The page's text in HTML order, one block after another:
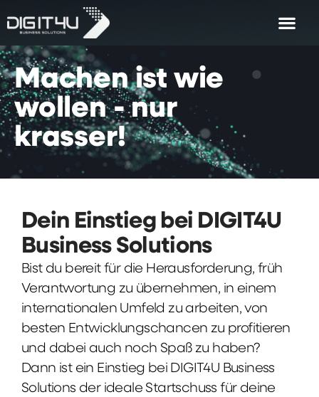
Machen ist wie
wollen - nur
krasser!
Dein Einstieg bei DIGIT4U
Business Solutions
Bist du bereit für die Herausforderung, früh
Verantwortung zu übernehmen, in einem
internationalen Umfeld zu arbeiten, von
besten Entwicklungschancen zu profitieren
und dabei auch noch Spaß zu haben?
Dann ist ein Einstieg bei DIGIT4U Business
Solutions der ideale Startschuss für deine